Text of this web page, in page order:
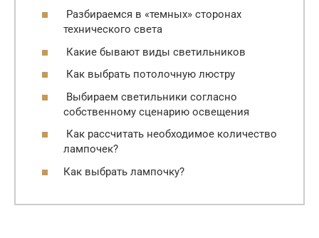
Разбираемся в «темных» сторонах
технического света
Какие бывают виды светильников
Как выбрать потолочную люстру
Выбираем светильники согласно
собственному сценарию освещения
Как рассчитать необходимое количество
лампочек?
Как выбрать лампочку?